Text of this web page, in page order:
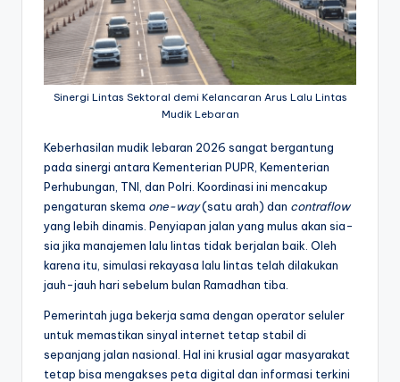
Sinergi Lintas Sektoral demi Kelancaran Arus Lalu Lintas
Mudik Lebaran
Keberhasilan mudik lebaran 2026 sangat bergantung
pada sinergi antara Kementerian PUPR, Kementerian
Perhubungan, TNI, dan Polri. Koordinasi ini mencakup
pengaturan skema one-way(satu arah) dan contraflow
yang lebih dinamis. Penyiapan jalan yang mulus akan sia-
sia jika manajemen lalu lintas tidak berjalan baik. Oleh
karena itu, simulasi rekayasa lalu lintas telah dilakukan
jauh-jauh hari sebelum bulan Ramadhan tiba.
Pemerintah juga bekerja sama dengan operator seluler
untuk memastikan sinyal internet tetap stabil di
sepanjang jalan nasional. Hal ini krusial agar masyarakat
tetap bisa mengakses peta digital dan informasi terkini